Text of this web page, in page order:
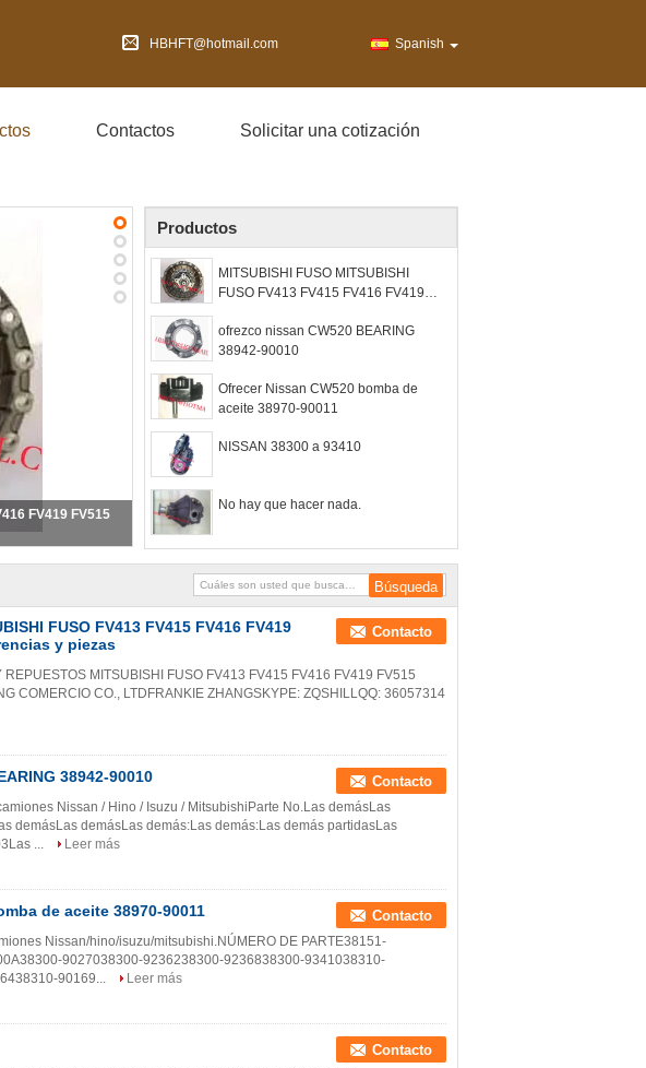
HBHFT@hotmail.com Spanish
Contactos Solicitar una cotización
FV419 FV515
Productos
MITSUBISHI FUSO MITSUBISHI
FUSO FV413 FV415 FV416 FV419
piezas
ofrezco nissan CW520 BEARING
38942-90010
Ofrecer Nissan CW520 bomba de
aceite 38970-90011
NISSAN 38300 a 93410
No hay que hacer nada.
FUSO FV413 FV415 FV416 FV419
y piezas
Contacto
MITSUBISHI FUSO FV413 FV415 FV416 FV419 FV515
COMERCIO CO., LTDFRANKIE ZHANGSKYPE: ZQSHILLQQ: 36057314
38942-90010 Contacto
Nissan / Hino / Isuzu / MitsubishiParte No.Las demásLas
demásLas demásLas demás:Las demás:Las demás partidasLas
...
Leer más
de aceite 38970-90011 Contacto
Nissan/hino/isuzu/mitsubishi.NÚMERO DE PARTE38151-
9027038300-9236238300-9236838300-9341038310-
90169...
Leer más
Contacto